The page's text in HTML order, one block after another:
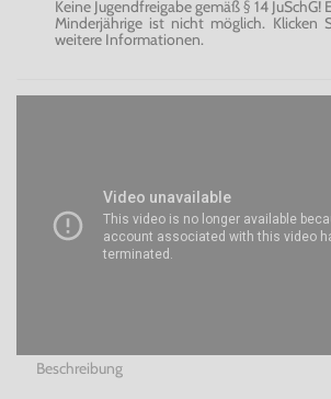
Keine Jugendfreigabe gemäß § 14 JuSchG!
Minderjährige ist nicht möglich. Klicken
weitere Informationen.
Beschreibung